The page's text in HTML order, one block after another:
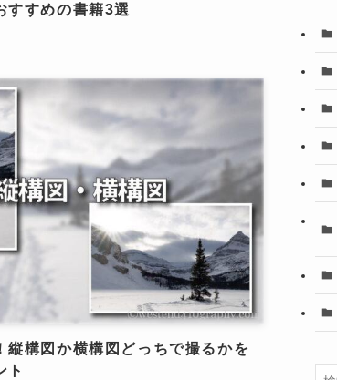
すすめの書籍3選
縦構図か横構図どっちで撮るかを
ト